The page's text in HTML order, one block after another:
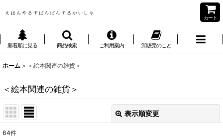
カート
新着順に見る 商品検索 ご利用案内 卸販売のこと
ホーム > ＜絵本関連の雑貨＞
＜絵本関連の雑貨＞
表示順変更
64件